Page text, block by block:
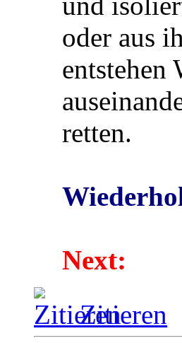
oder aus
entstehen
retten.
Next:
Zitieren